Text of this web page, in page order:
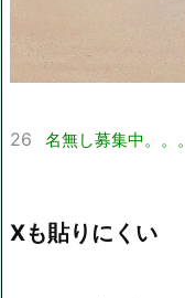
26 名無し募集中。。。
Xも貼りにくい